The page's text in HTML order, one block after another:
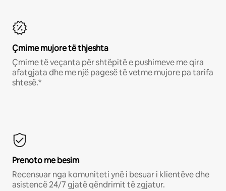
Çmime mujore të thjeshta
Çmime të veçanta për shtëpitë e pushimeve me qira
afatgjata dhe me një pagesë të vetme mujore pa tarifa
shtesë.*
Prenoto me besim
Recensuar nga komuniteti ynë i besuar i klientëve dhe
asistencë 24/7 gjatë qëndrimit të zgjatur.